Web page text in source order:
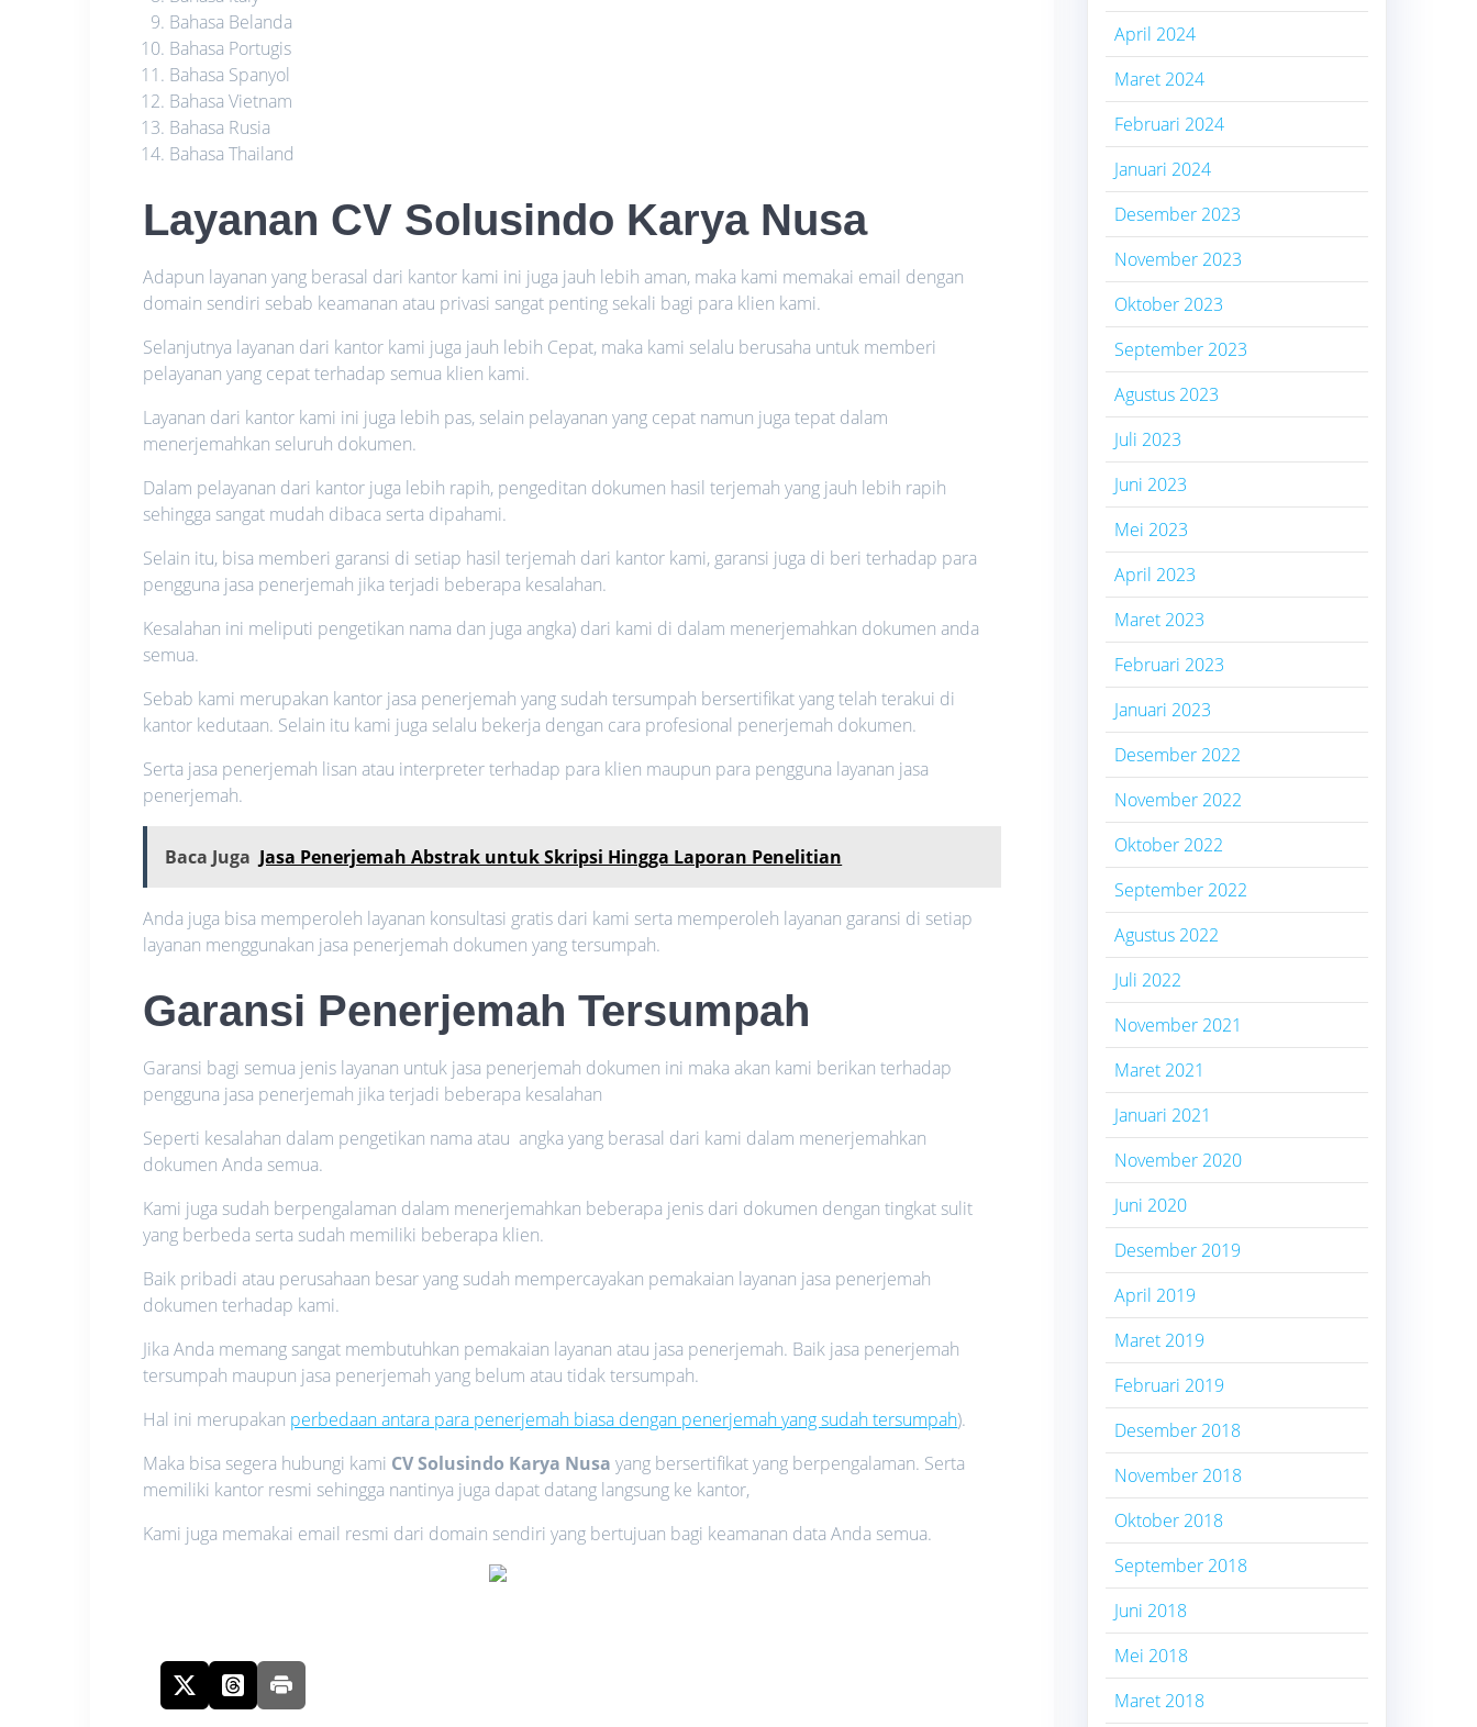
Bahasa Belanda
Bahasa Portugis
Bahasa Spanyol
Bahasa Vietnam
Bahasa Rusia
Bahasa Thailand
Layanan CV Solusindo Karya Nusa
Adapun layanan yang berasal dari kantor kami ini juga jauh lebih aman, maka kami memakai email dengan
domain sendiri sebab keamanan atau privasi sangat penting sekali bagi para klien kami.
Selanjutnya layanan dari kantor kami juga jauh lebih Cepat, maka kami selalu berusaha untuk memberi
pelayanan yang cepat terhadap semua klien kami.
Layanan dari kantor kami ini juga lebih pas, selain pelayanan yang cepat namun juga tepat dalam
menerjemahkan seluruh dokumen.
Dalam pelayanan dari kantor juga lebih rapih, pengeditan dokumen hasil terjemah yang jauh lebih rapih
sehingga sangat mudah dibaca serta dipahami.
Selain itu, bisa memberi garansi di setiap hasil terjemah dari kantor kami, garansi juga di beri terhadap para
pengguna jasa penerjemah jika terjadi beberapa kesalahan.
Kesalahan ini meliputi pengetikan nama dan juga angka) dari kami di dalam menerjemahkan dokumen anda
semua.
Sebab kami merupakan kantor jasa penerjemah yang sudah tersumpah bersertifikat yang telah terakui di
kantor kedutaan. Selain itu kami juga selalu bekerja dengan cara profesional penerjemah dokumen.
Serta jasa penerjemah lisan atau interpreter terhadap para klien maupun para pengguna layanan jasa
penerjemah.
Baca Juga Jasa Penerjemah Abstrak untuk Skripsi Hingga Laporan Penelitian
Anda juga bisa memperoleh layanan konsultasi gratis dari kami serta memperoleh layanan garansi di setiap
layanan menggunakan jasa penerjemah dokumen yang tersumpah.
Garansi Penerjemah Tersumpah
Garansi bagi semua jenis layanan untuk jasa penerjemah dokumen ini maka akan kami berikan terhadap
pengguna jasa penerjemah jika terjadi beberapa kesalahan
Seperti kesalahan dalam pengetikan nama atau angka yang berasal dari kami dalam menerjemahkan
dokumen Anda semua.
Kami juga sudah berpengalaman dalam menerjemahkan beberapa jenis dari dokumen dengan tingkat sulit
yang berbeda serta sudah memiliki beberapa klien.
Baik pribadi atau perusahaan besar yang sudah mempercayakan pemakaian layanan jasa penerjemah
dokumen terhadap kami.
Jika Anda memang sangat membutuhkan pemakaian layanan atau jasa penerjemah. Baik jasa penerjemah
tersumpah maupun jasa penerjemah yang belum atau tidak tersumpah.
Hal ini merupakan perbedaan antara para penerjemah biasa dengan penerjemah yang sudah tersumpah).
Maka bisa segera hubungi kami CV Solusindo Karya Nusa yang bersertifikat yang berpengalaman. Serta
memiliki kantor resmi sehingga nantinya juga dapat datang langsung ke kantor,
Kami juga memakai email resmi dari domain sendiri yang bertujuan bagi keamanan data Anda semua.
April 2024
Maret 2024
Februari 2024
Januari 2024
Desember 2023
November 2023
Oktober 2023
September 2023
Agustus 2023
Juli 2023
Juni 2023
Mei 2023
April 2023
Maret 2023
Februari 2023
Januari 2023
Desember 2022
November 2022
Oktober 2022
September 2022
Agustus 2022
Juli 2022
November 2021
Maret 2021
Januari 2021
November 2020
Juni 2020
Desember 2019
April 2019
Maret 2019
Februari 2019
Desember 2018
November 2018
Oktober 2018
September 2018
Juni 2018
Mei 2018
Maret 2018